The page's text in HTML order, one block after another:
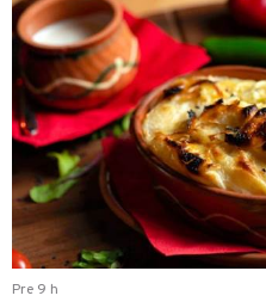
Pre 9 h